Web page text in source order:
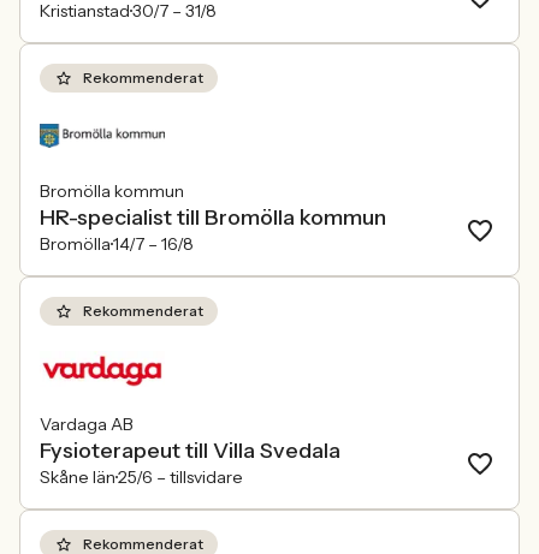
Kristianstad30/7 – 31/8
Rekommenderat
Bromölla kommun
HR-specialist till Bromölla kommun
Bromölla14/7 – 16/8
Rekommenderat
Vardaga AB
Fysioterapeut till Villa Svedala
Skåne län25/6 – tillsvidare
Rekommenderat